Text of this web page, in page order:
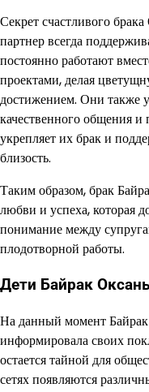
Секрет счастливого
партнер всегда
постоянно работают
проектами, делая
достижением. Они также
качественного общения и
укрепляет их брак и
близость.
Таким образом, брак
любви и успеха, которая
понимание между
плодотворной работы.
Дети Байрак
На данный момент
информировала своих
остается тайной для
сетях появляются